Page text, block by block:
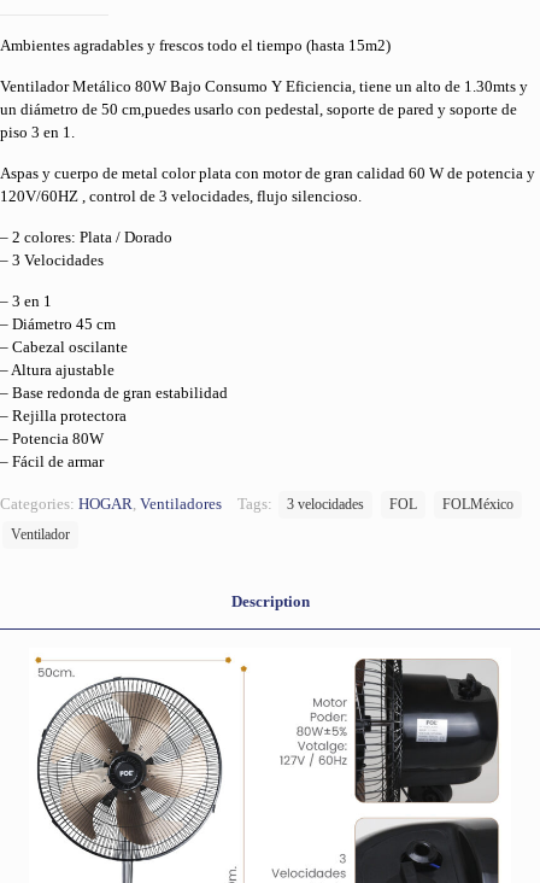
Ambientes agradables y frescos todo el tiempo (hasta 15m2)
Ventilador Metálico 80W Bajo Consumo Y Eficiencia, tiene un alto de 1.30mts y
un diámetro de 50 cm,puedes usarlo con pedestal, soporte de pared y soporte de
piso 3 en 1.
Aspas y cuerpo de metal color plata con motor de gran calidad 60 W de potencia y
120V/60HZ , control de 3 velocidades, flujo silencioso.
– 2 colores: Plata / Dorado
– 3 Velocidades
– 3 en 1
– Diámetro 45 cm
– Cabezal oscilante
– Altura ajustable
– Base redonda de gran estabilidad
– Rejilla protectora
– Potencia 80W
– Fácil de armar
Categories: HOGAR, Ventiladores Tags: 3 velocidades FOL
FOLMéxico
Ventilador
Description